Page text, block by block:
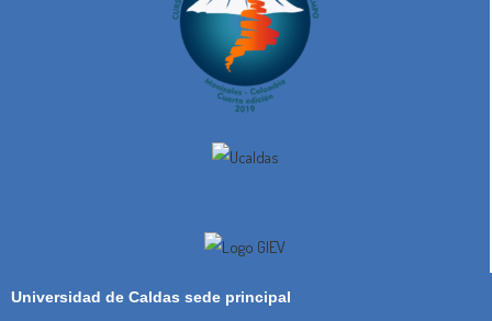
Universidad de Caldas sede principal